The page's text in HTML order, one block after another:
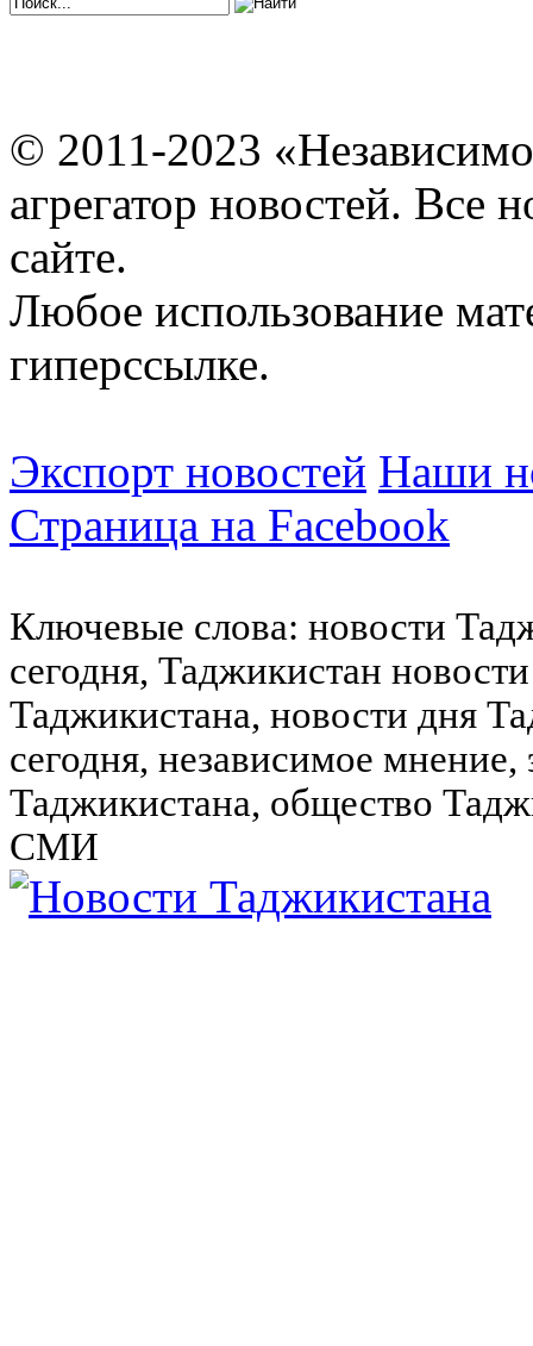
© 2011-2023
агрегатор новостей. Все
сайте.
Любое использование
гиперссылке.
Экспорт новостей Наши
Страница на Facebook
Ключевые слова: новости
сегодня, Таджикистан
Таджикистана, новости дня
сегодня, независимое
Таджикистана, общество
СМИ